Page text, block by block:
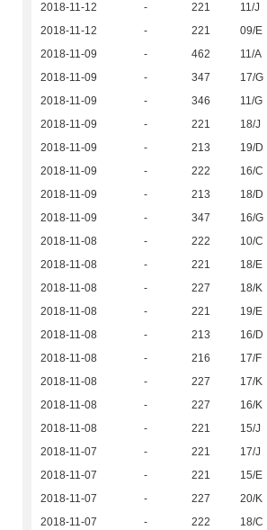
2018-11-12
- 221 11/J
2018-11-12
- 221 09/E
2018-11-09
- 462 11/A
2018-11-09
- 347 17/G
2018-11-09
- 346 11/G
2018-11-09
- 221 18/J
2018-11-09
- 213 19/D
2018-11-09
- 222 16/C
2018-11-09
- 213 18/D
2018-11-09
- 347 16/G
2018-11-08
- 222 10/C
2018-11-08
- 221 18/E
2018-11-08
- 227 18/K
2018-11-08
- 221 19/E
2018-11-08
- 213 16/D
2018-11-08
- 216 17/F
2018-11-08
- 227 17/K
2018-11-08
- 227 16/K
2018-11-08
- 221 15/J
2018-11-07
- 221 17/J
2018-11-07
- 221 15/E
2018-11-07
- 227 20/K
2018-11-07
- 222 18/C